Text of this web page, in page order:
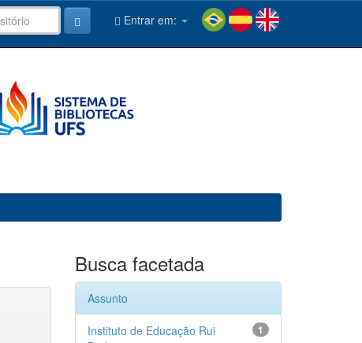
Entrar em:
Busca facetada
Assunto
1
Instituto de Educação Rui